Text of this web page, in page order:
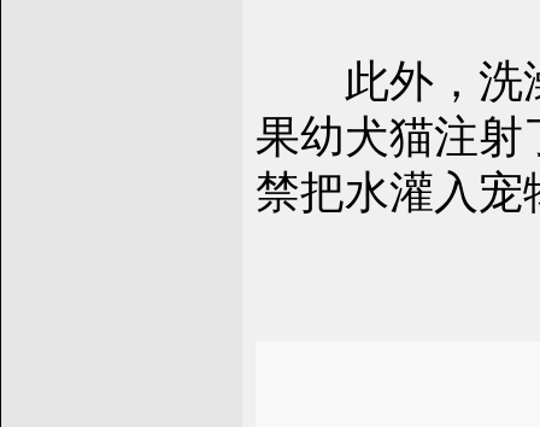
此外，洗澡
果幼犬猫注
禁把水灌入